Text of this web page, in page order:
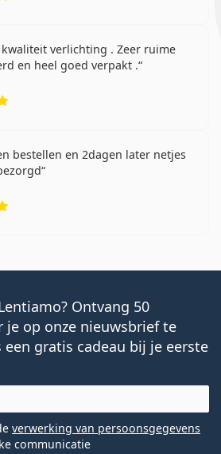
verlichting . Zeer ruime
en heel goed verpakt .
bestellen en 2dagen later netjes
Ontvang 50
op onze nieuwsbrief te
een gratis cadeau bij je eerste
verwerking van persoonsgegevens
communicatie